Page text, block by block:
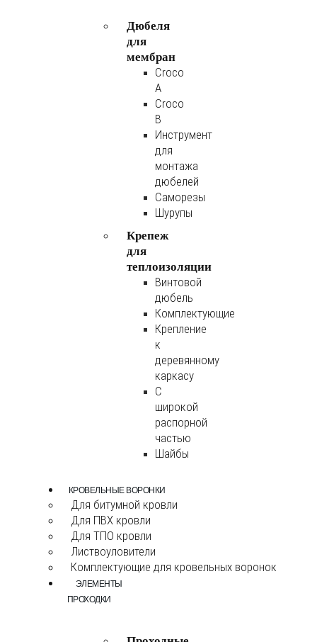
Дюбеля
для
мембран
Croco
A
Croco
B
Инструмент
для
монтажа
дюбелей
Саморезы
Шурупы
Крепеж
для
теплоизоляции
Винтовой
дюбель
Комплектующие
Крепление
к
деревянному
каркасу
С
широкой
распорной
частью
Шайбы
КРОВЕЛЬНЫЕ ВОРОНКИ
Для битумной кровли
Для ПВХ кровли
Для ТПО кровли
Листвоуловители
Комплектующие для кровельных воронок
ЭЛЕМЕНТЫ
ПРОХОДКИ